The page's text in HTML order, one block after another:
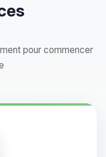
pour commencer